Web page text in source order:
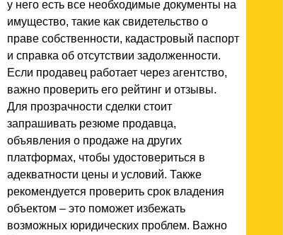
у него есть все необходимые документы на
имущество, такие как свидетельство о
праве собственности, кадастровый паспорт
и справка об отсутствии задолженности.
Если продавец работает через агентство,
важно проверить его рейтинг и отзывы.
Для прозрачности сделки стоит
запрашивать резюме продавца,
объявления о продаже на других
платформах, чтобы удостовериться в
адекватности цены и условий. Также
рекомендуется проверить срок владения
объектом – это поможет избежать
возможных юридических проблем. Важно